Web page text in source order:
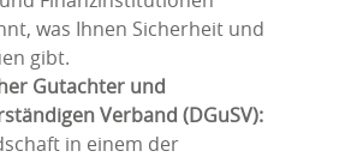
was Ihnen Sicherheit und
gibt.
Gutachter und
Verband (DGuSV):
in einem der